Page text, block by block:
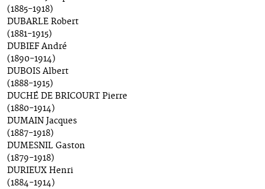
(1885-1918)
DUBARLE Robert
(1881-1915)
DUBIEF André
(1890-1914)
DUBOIS Albert
(1888-1915)
DUCHÉ DE BRICOURT Pierre
(1880-1914)
DUMAIN Jacques
(1887-1918)
DUMESNIL Gaston
(1879-1918)
DURIEUX Henri
(1884-1914)